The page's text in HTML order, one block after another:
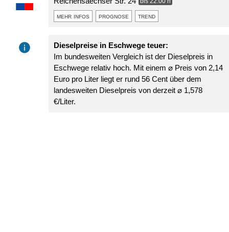
mehr infos prognose trend
Dieselpreise in Eschwege teuer:
Im bundesweiten Vergleich ist der Dieselpreis in
Eschwege relativ hoch. Mit einem ⌀ Preis von 2,14
Euro pro Liter liegt er rund 56 Cent über dem
landesweiten Dieselpreis von derzeit ⌀ 1,578
€/Liter.